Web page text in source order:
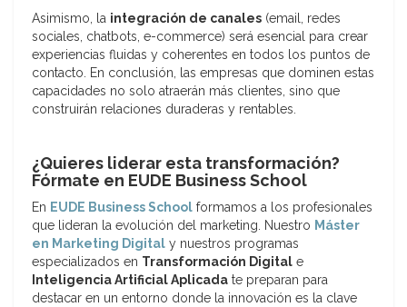
Asimismo, la integración de canales (email, redes
sociales, chatbots, e-commerce) será esencial para crear
experiencias fluidas y coherentes en todos los puntos de
contacto. En conclusión, las empresas que dominen estas
capacidades no solo atraerán más clientes, sino que
construirán relaciones duraderas y rentables.
¿Quieres liderar esta transformación?
Fórmate en EUDE Business School
En EUDE Business School formamos a los profesionales
que lideran la evolución del marketing. Nuestro Máster
en Marketing Digital y nuestros programas
especializados en Transformación Digital e
Inteligencia Artificial Aplicada te preparan para
destacar en un entorno donde la innovación es la clave